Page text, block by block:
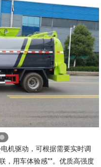
机驱动，可根据需要实时调
，用车体验感**。优质高强度